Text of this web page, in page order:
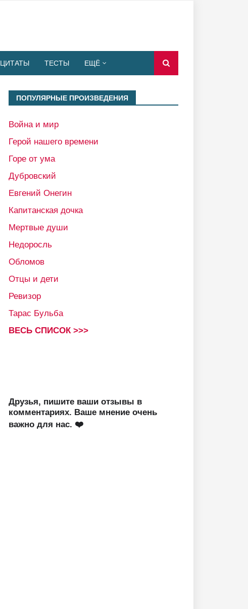
ЦИТАТЫ ТЕСТЫ ЕЩЁ
ПОПУЛЯРНЫЕ ПРОИЗВЕДЕНИЯ
Война и мир
Герой нашего времени
Горе от ума
Дубровский
Евгений Онегин
Капитанская дочка
Мертвые души
Недоросль
Обломов
Отцы и дети
Ревизор
Тарас Бульба
ВЕСЬ СПИСОК >>>
Друзья, пишите ваши отзывы в
комментариях. Ваше мнение очень
важно для нас. ❤️